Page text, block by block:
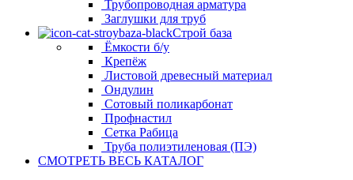
Трубопроводная арматура
Заглушки для труб
Строй база
Ёмкости б/у
Крепёж
Листовой древесный материал
Ондулин
Сотовый поликарбонат
Профнастил
Сетка Рабица
Труба полиэтиленовая (ПЭ)
СМОТРЕТЬ ВЕСЬ КАТАЛОГ